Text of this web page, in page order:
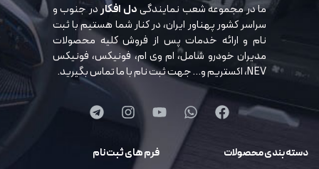
ما در مجموعه شعب نمایندگیدل افکاردر جنوب و
سراسر کشور پهناور ایران، در کنار شما هستیم با ثبت
نام و ارائه خدمات پس از فروش کلیه محصولات
مدیران خودرو شامل، ام وی ام، فونیکس، فونیکس
NEV، اکستریم و… جهت ثبت نام با ما تماس بگیرید.
دسته بندی محصولات فرم های ثبت نام